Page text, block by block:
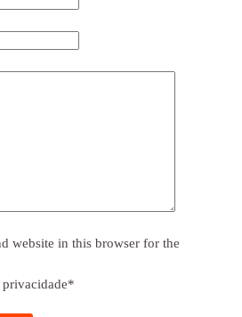
website in this browser for the
*